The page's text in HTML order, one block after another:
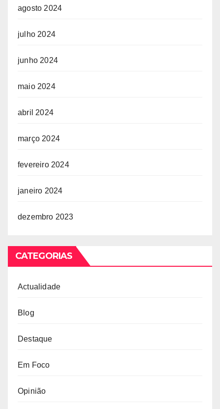
agosto 2024
julho 2024
junho 2024
maio 2024
abril 2024
março 2024
fevereiro 2024
janeiro 2024
dezembro 2023
CATEGORIAS
Actualidade
Blog
Destaque
Em Foco
Opinião